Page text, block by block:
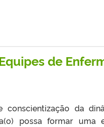
de
conscientização da
possa formar uma